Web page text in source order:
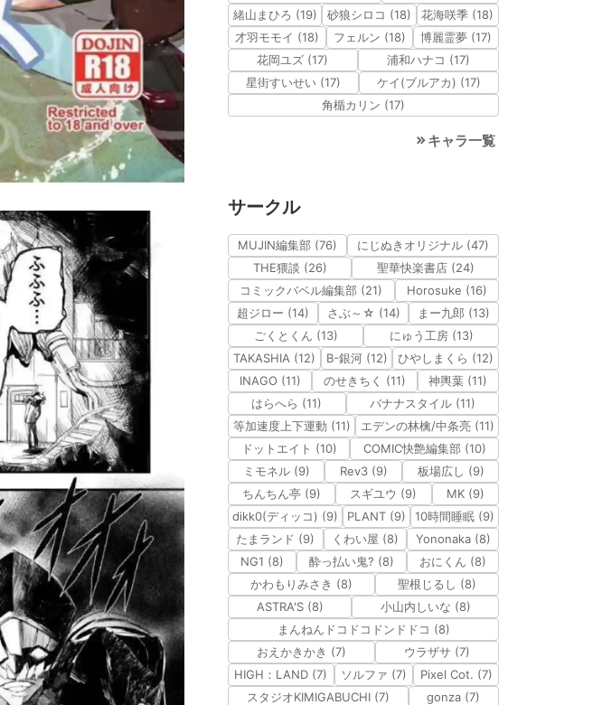
緒山まひろ (19)
砂狼シロコ (18)
花海咲季 (18)
才羽モモイ (18)
フェルン (18)
博麗霊夢 (17)
花岡ユズ (17)
浦和ハナコ (17)
星街すいせい (17)
ケイ(ブルアカ) (17)
角楯カリン (17)
キャラ一覧
サークル
MUJIN編集部 (76)
にじぬきオリジナル (47)
THE猥談 (26)
聖華快楽書店 (24)
コミックバベル編集部 (21)
Horosuke (16)
超ジロー (14)
さぶ～☆ (14)
まー九郎 (13)
ごくとくん (13)
にゅう工房 (13)
TAKASHIA (12)
B-銀河 (12)
ひやしまくら (12)
INAGO (11)
のせきちく (11)
神輿葉 (11)
はらへら (11)
バナナスタイル (11)
等加速度上下運動 (11)
エデンの林檎/中条亮 (11)
ドットエイト (10)
COMIC快艶編集部 (10)
ミモネル (9)
Rev3 (9)
板場広し (9)
ちんちん亭 (9)
スギユウ (9)
MK (9)
dikk0(ディッコ) (9)
PLANT (9)
10時間睡眠 (9)
たまランド (9)
くわい屋 (8)
Yononaka (8)
NG1 (8)
酔っ払い鬼? (8)
おにくん (8)
かわもりみさき (8)
聖根じるし (8)
ASTRA'S (8)
小山内しいな (8)
まんねんドコドコドンドドコ (8)
おえかきかき (7)
ウラザサ (7)
HIGH：LAND (7)
ソルファ (7)
Pixel Cot. (7)
スタジオKIMIGABUCHI (7)
gonza (7)